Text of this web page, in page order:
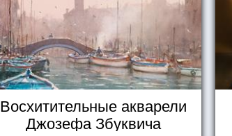
Восхитительные акварели
Джозефа Збуквича